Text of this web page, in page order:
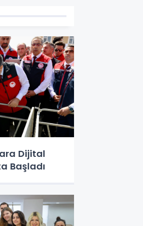
Dijital
Başladı